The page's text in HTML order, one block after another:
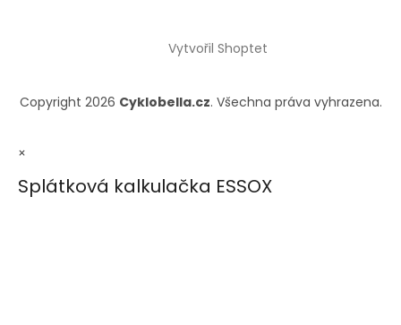
Vytvořil Shoptet
Copyright 2026 Cyklobella.cz. Všechna práva vyhrazena.
×
Splátková kalkulačka ESSOX